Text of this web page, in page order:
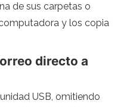
de sus carpetas o
y los copia
directo a
USB, omitiendo